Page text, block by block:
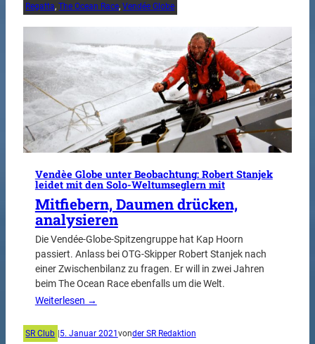
Regatta, The Ocean Race, Vendée Globe
Vendèe Globe unter Beobachtung: Robert Stanjek
leidet mit den Solo-Weltumseglern mit
Mitfiebern, Daumen drücken,
analysieren
Die Vendée-Globe-Spitzengruppe hat Kap Hoorn
passiert. Anlass bei OTG-Skipper Robert Stanjek nach
einer Zwischenbilanz zu fragen. Er will in zwei Jahren
beim The Ocean Race ebenfalls um die Welt.
Weiterlesen →
SR Club |5. Januar 2021vonder SR Redaktion